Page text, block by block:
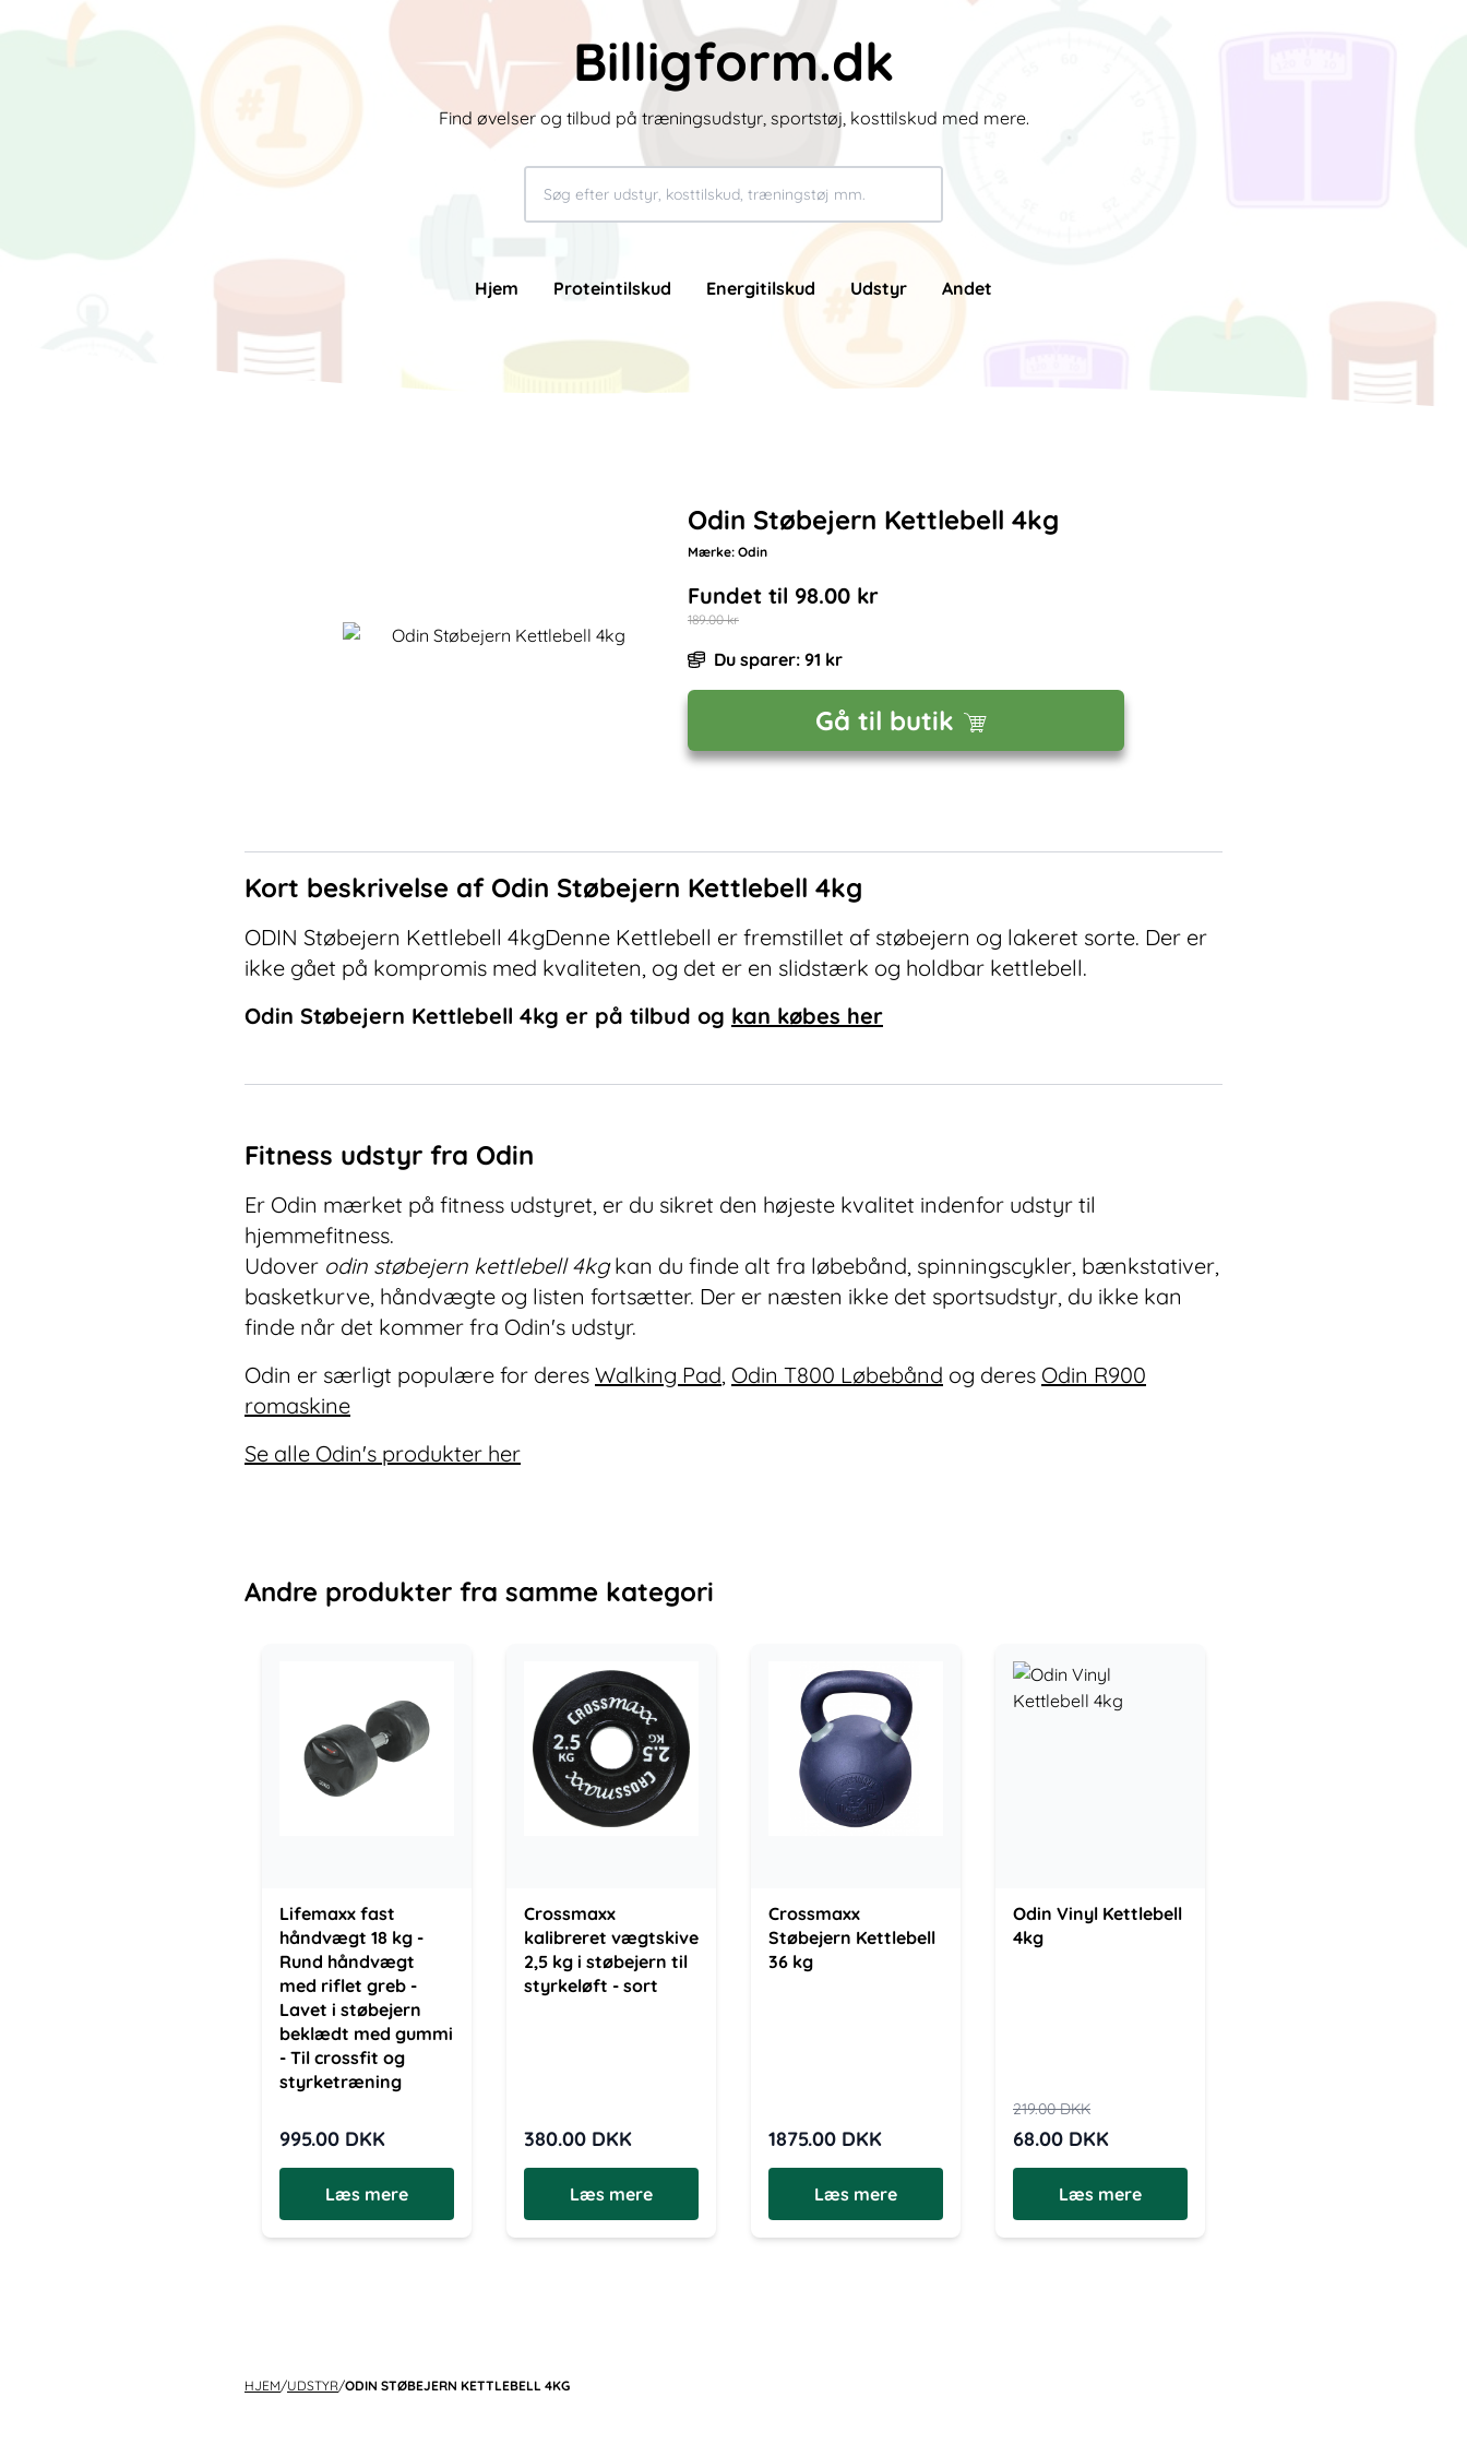
Billigform.dk
Find øvelser og tilbud på træningsudstyr, sportstøj, kosttilskud med mere.
Hjem Proteintilskud Energitilskud Udstyr Andet
Odin Støbejern Kettlebell 4kg
Mærke: Odin
Fundet til 98.00 kr
189.00kr
Du sparer: 91 kr
Gå til butik
Kort beskrivelse af Odin Støbejern Kettlebell 4kg
ODIN Støbejern Kettlebell 4kgDenne Kettlebell er fremstillet af støbejern og lakeret sorte. Der er
ikke gået på kompromis med kvaliteten, og det er en slidstærk og holdbar kettlebell.
Odin Støbejern Kettlebell 4kg er på tilbud og kan købes her
Fitness udstyr fra Odin
Er Odin mærket på fitness udstyret, er du sikret den højeste kvalitet indenfor udstyr til
hjemmefitness.
Udover odin støbejern kettlebell 4kgkan du finde alt fra løbebånd, spinningscykler, bænkstativer,
basketkurve, håndvægte og listen fortsætter. Der er næsten ikke det sportsudstyr, du ikke kan
finde når det kommer fra Odin's udstyr.
Odin er særligt populære for deres Walking Pad, Odin T800 Løbebånd og deres Odin R900
romaskine
Se alle Odin's produkter her
Andre produkter fra samme kategori
Lifemaxx fast
håndvægt 18 kg -
Rund håndvægt
med riflet greb -
Lavet i støbejern
beklædt med gummi
- Til crossfit og
styrketræning
995.00 DKK
Læs mere
Crossmaxx
kalibreret vægtskive
2,5 kg i støbejern til
styrkeløft - sort
380.00 DKK
Læs mere
Crossmaxx
Støbejern Kettlebell
36 kg
1875.00 DKK
Læs mere
Odin Vinyl Kettlebell
4kg
219.00DKK
68.00 DKK
Læs mere
HJEM/UDSTYR/ODIN STØBEJERN KETTLEBELL 4KG